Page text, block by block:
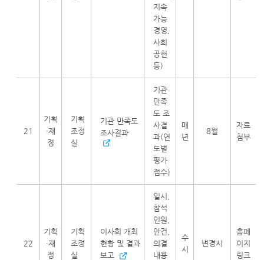
지속
가능
경영,
사회
공헌
등)
21
기획
·재
정
기획
조정
실
기관 만족도
조사결과
기관
만족
도 조
사결
과(연
도별
평가
점수)
매
년
8월
자료
첨부
22
기획
·재
정
기획
조정
실
이사회 개최
현황 및 결과
보고
일시,
참석
인원,
안건,
의결
내용
수
시
변경시
홈페
이지
링크